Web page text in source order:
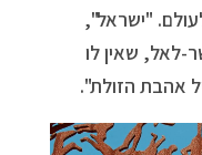
"ישראל",
לאל, שאין לו
אהבת הזולת".